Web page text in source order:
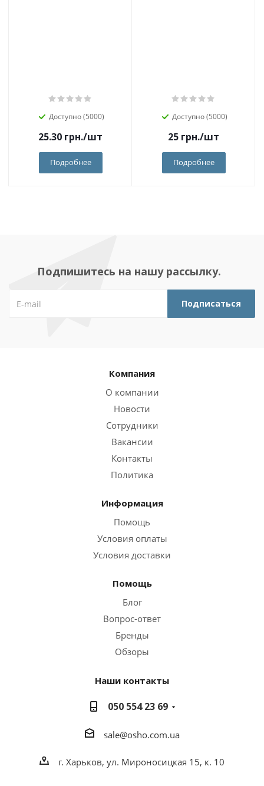
Доступно (5000)
25.30 грн./шт
Подробнее
Доступно (5000)
25 грн./шт
Подробнее
Подпишитесь на нашу рассылку.
Компания
О компании
Новости
Сотрудники
Вакансии
Контакты
Политика
Информация
Помощь
Условия оплаты
Условия доставки
Помощь
Блог
Вопрос-ответ
Бренды
Обзоры
Наши контакты
050 554 23 69
sale@osho.com.ua
г. Харьков, ул. Мироносицкая 15, к. 10